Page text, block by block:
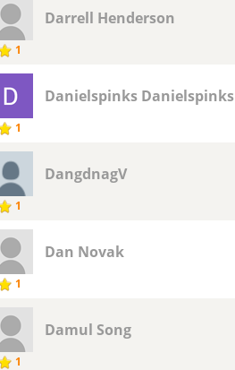
1
Darrell Henderson
1
Danielspinks Danielspinks
1
DangdnagV
1
Dan Novak
1
Damul Song